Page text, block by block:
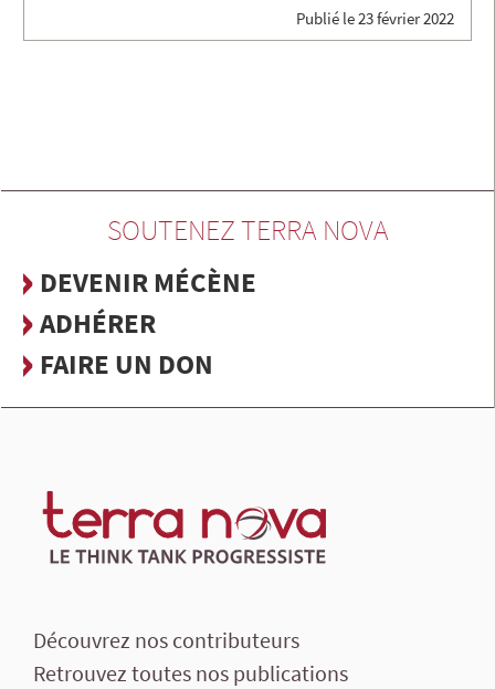
Publié le23 février 2022
SOUTENEZ TERRA NOVA
DEVENIR MÉCÈNE
ADHÉRER
FAIRE UN DON
Découvrez nos contributeurs
Retrouvez toutes nos publications